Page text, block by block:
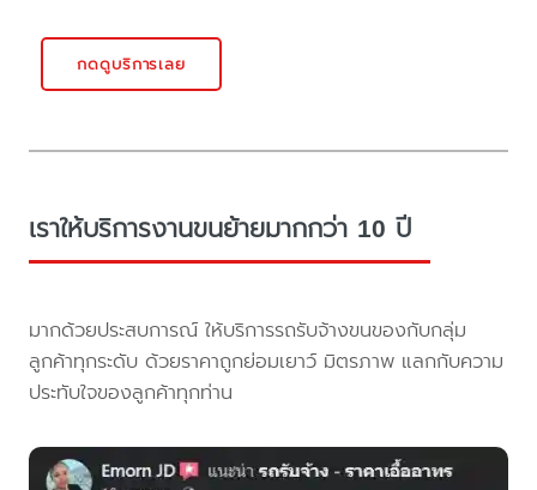
กดดูบริการเลย
เราให้บริการงานขนย้ายมากกว่า 10 ปี
มากด้วยประสบการณ์ ให้บริการรถรับจ้างขนของกับกลุ่ม
ลูกค้าทุกระดับ ด้วยราคาถูกย่อมเยาว์ มิตรภาพ แลกกับความ
ประทับใจของลูกค้าทุกท่าน